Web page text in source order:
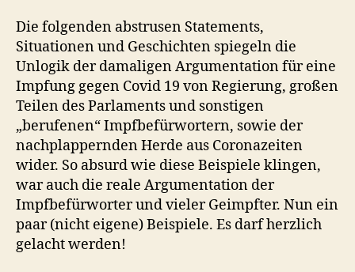
Die folgenden abstrusen Statements,
Situationen und Geschichten spiegeln die
Unlogik der damaligen Argumentation für eine
Impfung gegen Covid 19 von Regierung, großen
Teilen des Parlaments und sonstigen
„berufenen“ Impfbefürwortern, sowie der
nachplappernden Herde aus Coronazeiten
wider. So absurd wie diese Beispiele klingen,
war auch die reale Argumentation der
Impfbefürworter und vieler Geimpfter. Nun ein
paar (nicht eigene) Beispiele. Es darf herzlich
gelacht werden!